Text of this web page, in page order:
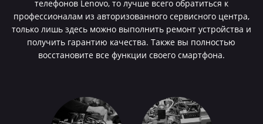
телефонов Lenovo, то лучше всего обратиться к
профессионалам из авторизованного сервисного центра,
только лишь здесь можно выполнить ремонт устройства и
получить гарантию качества. Также вы полностью
восстановите все функции своего смартфона.